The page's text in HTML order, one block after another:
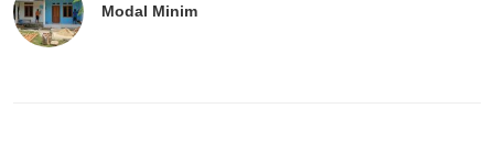
Modal Minim